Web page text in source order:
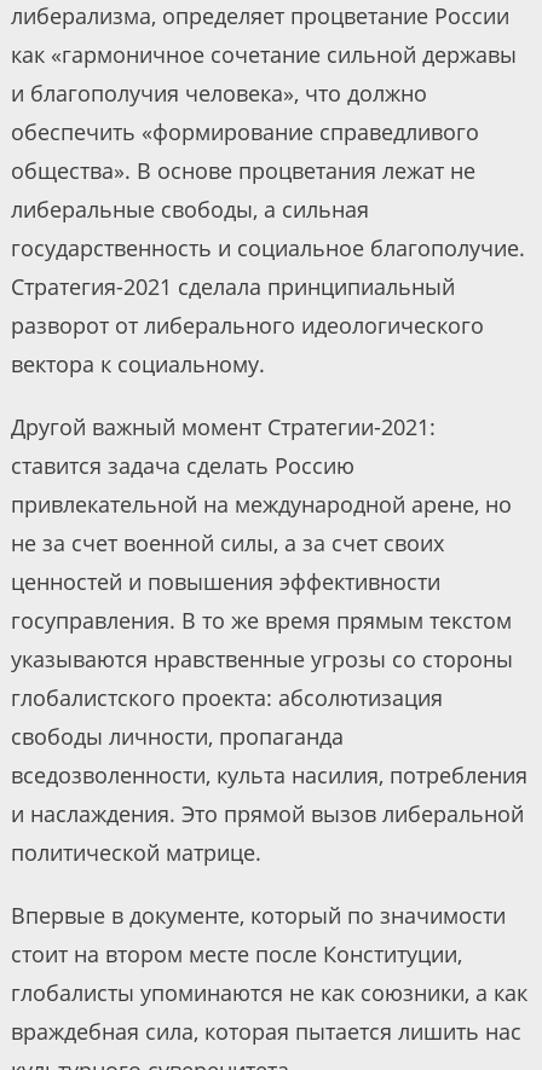
либерализма, определяет процветание России
как «гармоничное сочетание сильной державы
и благополучия человека», что должно
обеспечить «формирование справедливого
общества». В основе процветания лежат не
либеральные свободы, а сильная
государственность и социальное благополучие.
Стратегия-2021 сделала принципиальный
разворот от либерального идеологического
вектора к социальному.
Другой важный момент Стратегии-2021:
ставится задача сделать Россию
привлекательной на международной арене, но
не за счет военной силы, а за счет своих
ценностей и повышения эффективности
госуправления. В то же время прямым текстом
указываются нравственные угрозы со стороны
глобалистского проекта: абсолютизация
свободы личности, пропаганда
вседозволенности, культа насилия, потребления
и наслаждения. Это прямой вызов либеральной
политической матрице.
Впервые в документе, который по значимости
стоит на втором месте после Конституции,
глобалисты упоминаются не как союзники, а как
враждебная сила, которая пытается лишить нас